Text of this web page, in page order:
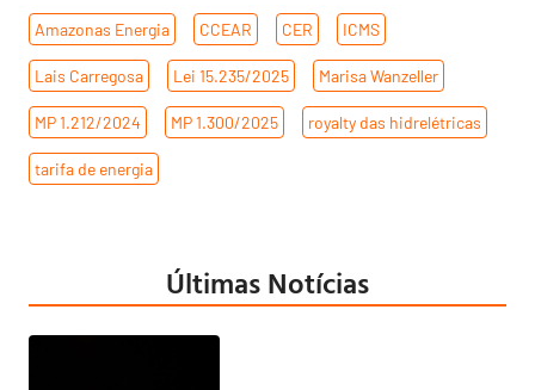
Amazonas Energia CCEAR CER ICMS
Lais Carregosa Lei 15.235/2025 Marisa Wanzeller
MP 1.212/2024 MP 1.300/2025 royalty das hidrelétricas
tarifa de energia
Últimas Notícias